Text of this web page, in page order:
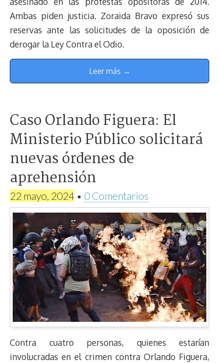
Ambas piden justicia. Zoraida Bravo expresó sus
reservas ante las solicitudes de la oposición de
derogar la Ley Contra el Odio.
Leer más →
Caso Orlando Figuera: El
Ministerio Público solicitará
nuevas órdenes de
aprehensión
22 mayo, 2024 • 0 Comentarios
Contra cuatro personas, quienes estarían
involucradas en el crimen contra Orlando Figuera,